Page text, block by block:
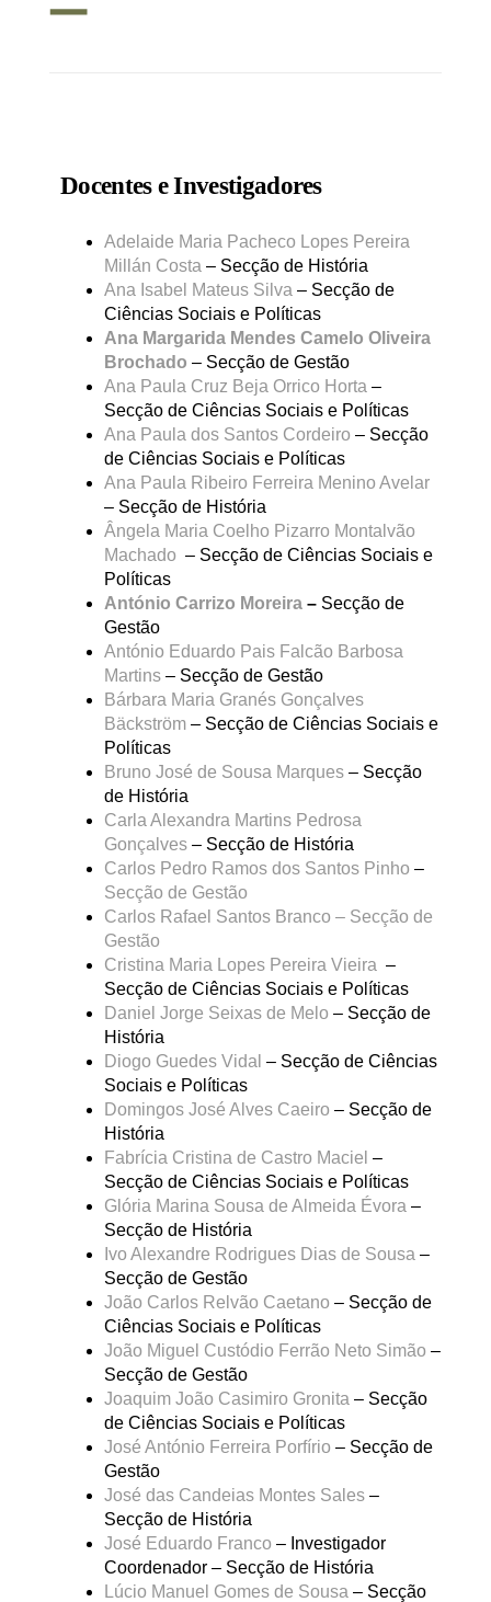
Docentes e Investigadores
Adelaide Maria Pacheco Lopes Pereira
Millán Costa – Secção de História
Ana Isabel Mateus Silva – Secção de
Ciências Sociais e Políticas
Ana Margarida Mendes Camelo Oliveira
Brochado – Secção de Gestão
Ana Paula Cruz Beja Orrico Horta –
Secção de Ciências Sociais e Políticas
Ana Paula dos Santos Cordeiro – Secção
de Ciências Sociais e Políticas
Ana Paula Ribeiro Ferreira Menino Avelar
– Secção de História
Ângela Maria Coelho Pizarro Montalvão
Machado – Secção de Ciências Sociais e
Políticas
António Carrizo Moreira – Secção de
Gestão
António Eduardo Pais Falcão Barbosa
Martins – Secção de Gestão
Bárbara Maria Granés Gonçalves
Bäckström – Secção de Ciências Sociais e
Políticas
Bruno José de Sousa Marques – Secção
de História
Carla Alexandra Martins Pedrosa
Gonçalves – Secção de História
Carlos Pedro Ramos dos Santos Pinho –
Secção de Gestão
Carlos Rafael Santos Branco – Secção de
Gestão
Cristina Maria Lopes Pereira Vieira –
Secção de Ciências Sociais e Políticas
Daniel Jorge Seixas de Melo – Secção de
História
Diogo Guedes Vidal – Secção de Ciências
Sociais e Políticas
Domingos José Alves Caeiro – Secção de
História
Fabrícia Cristina de Castro Maciel –
Secção de Ciências Sociais e Políticas
Glória Marina Sousa de Almeida Évora –
Secção de História
Ivo Alexandre Rodrigues Dias de Sousa –
Secção de Gestão
João Carlos Relvão Caetano – Secção de
Ciências Sociais e Políticas
João Miguel Custódio Ferrão Neto Simão –
Secção de Gestão
Joaquim João Casimiro Gronita – Secção
de Ciências Sociais e Políticas
José António Ferreira Porfírio – Secção de
Gestão
José das Candeias Montes Sales –
Secção de História
José Eduardo Franco – Investigador
Coordenador – Secção de História
Lúcio Manuel Gomes de Sousa – Secção